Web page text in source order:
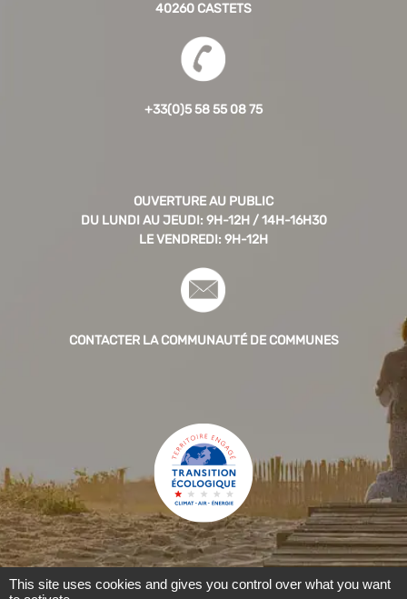
40260 CASTETS
+33(0)5 58 55 08 75
OUVERTURE AU PUBLIC
DU LUNDI AU JEUDI: 9H-12H / 14H-16H30
LE VENDREDI: 9H-12H
CONTACTER LA COMMUNAUTÉ DE COMMUNES
This site uses cookies and gives you control over what you want